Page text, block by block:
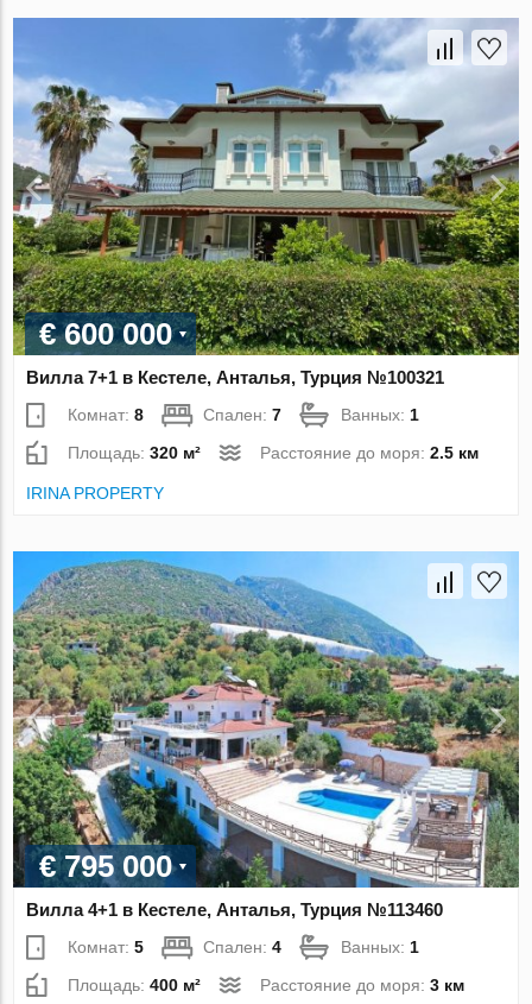
€ 600 000
Вилла 7+1 в Кестеле, Анталья, Турция №100321
Комнат:8 Спален:7 Ванных: 1
Площадь:320 м² Расстояние до моря:2.5 км
IRINA PROPERTY
€ 795 000
Вилла 4+1 в Кестеле, Анталья, Турция №113460
Комнат:5 Спален:4 Ванных:1
Площадь:400 м² Расстояние до моря:3 км